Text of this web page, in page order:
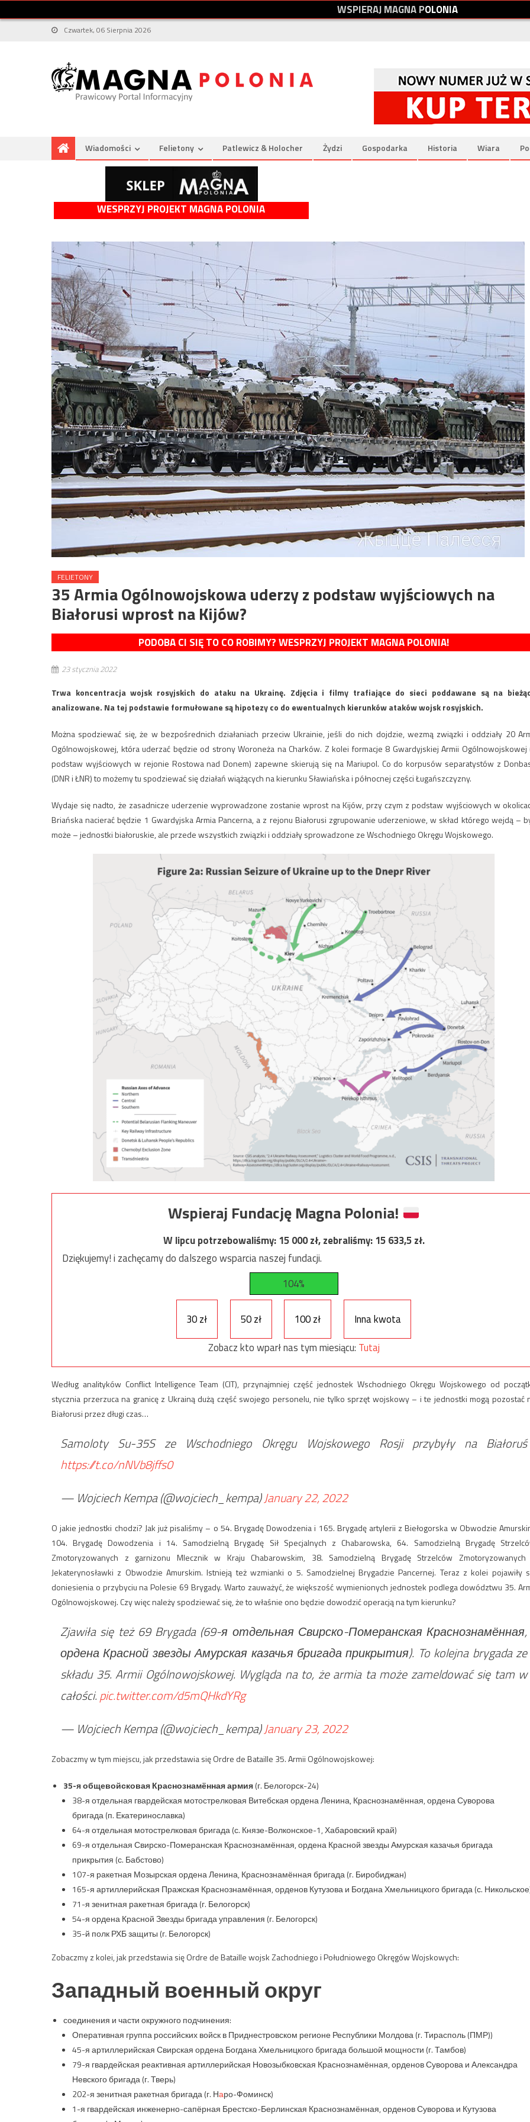
WSPIERAJMAGNAPOLONIA
Czwartek, 06 Sierpnia 2026
Wiadomości Felietony Patlewicz & Holocher Żydzi Gospodarka Historia Wiara
WESPRZYJ PROJEKT MAGNA POLONIA
FELIETONY
35 Armia Ogólnowojskowa uderzy z podstaw wyjściowych na
Białorusi wprost na Kijów?
PODOBA CI SIĘ TO CO ROBIMY? WESPRZYJ PROJEKT MAGNA POLONIA!
23 stycznia 2022
Trwa koncentracja wojsk rosyjskich do ataku na Ukrainę. Zdjęcia i filmy trafiające do sieci poddawane są na
analizowane. Na tej podstawie formułowane są hipotezy co do ewentualnych kierunków ataków wojsk rosyjskich.
Można spodziewać się, że w bezpośrednich działaniach przeciw Ukrainie, jeśli do nich dojdzie, wezmą związki i oddziały 20
Ogólnowojskowej, która uderzać będzie od strony Woroneża na Charków. Z kolei formacje 8 Gwardyjskiej Armii Ogólnowojskowej
podstaw wyjściowych w rejonie Rostowa nad Donem) zapewne skierują się na Mariupol. Co do korpusów separatystów z
(DNR i ŁNR) to możemy tu spodziewać się działań wiążących na kierunku Sławiańska i północnej części Ługańszczyzny.
Wydaje się nadto, że zasadnicze uderzenie wyprowadzone zostanie wprost na Kijów, przy czym z podstaw wyjściowych w
Briańska nacierać będzie 1 Gwardyjska Armia Pancerna, a z rejonu Białorusi zgrupowanie uderzeniowe, w skład którego wejdą –
może – jednostki białoruskie, ale przede wszystkich związki i oddziały sprowadzone ze Wschodniego Okręgu Wojskowego.
Wspieraj Fundację Magna Polonia!
W lipcu potrzebowaliśmy:15 000zł, zebraliśmy:15 633,5zł.
Dziękujemy! i zachęcamy do dalszego wsparcia naszej fundacji.
104%
30 zł 50 zł 100 zł
Inna kwota
Zobacz kto wparł nas tym miesiącu: Tutaj
Według analityków Conflict Intelligence Team (CIT), przynajmniej część jednostek Wschodniego Okręgu Wojskowego od
stycznia przerzuca na granicę z Ukrainą dużą część swojego personelu, nie tylko sprzęt wojskowy – i te jednostki mogą pozostać
Białorusi przez długi czas…
Samoloty Su-35S ze Wschodniego Okręgu Wojskowego Rosji przybyły na Białoruś
https://t.co/nNVb8jffs0
— Wojciech Kempa (@wojciech_kempa)January 22, 2022
O jakie jednostki chodzi? Jak już pisaliśmy – o 54. Brygadę Dowodzenia i 165. Brygadę artylerii z Biełogorska w Obwodzie
104. Brygadę Dowodzenia i 14. Samodzielną Brygadę Sił Specjalnych z Chabarowska, 64. Samodzielną Brygadę
Zmotoryzowanych z garnizonu Mlecznik w Kraju Chabarowskim, 38. Samodzielną Brygadę Strzelców
Jekaterynosławki z Obwodzie Amurskim. Istnieją też wzmianki o 5. Samodzielnej Brygadzie Pancernej. Teraz z kolei pojawiły
doniesienia o przybyciu na Polesie 69 Brygady. Warto zauważyć, że większość wymienionych jednostek podlega dowództwu 35.
Ogólnowojskowej. Czy więc należy spodziewać się, że to właśnie ono będzie dowodzić operacją na tym kierunku?
Zjawiła się też 69 Brygada (69-я отдельная Свирско-Померанская Краснознамённая,
ордена Красной звезды Амурская казачья бригада прикрытия). To kolejna brygada ze
składu 35. Armii Ogólnowojskowej. Wygląda na to, że armia ta może zameldować się tam w
całości.pic.twitter.com/d5mQHkdYRg
— Wojciech Kempa (@wojciech_kempa)January 23, 2022
Zobaczmy w tym miejscu, jak przedstawia się Ordre de Bataille 35. Armii Ogólnowojskowej:
35-я общевойсковая Краснознамённая армия(г. Белогорск-24)
38-я отдельная гвардейская мотострелковая Витебская ордена Ленина, Краснознамённая, ордена Суворова
бригада (п. Екатеринославка)
64-я отдельная мотострелковая бригада (с. Князе-Волконское-1, Хабаровский край)
69-я отдельная Свирско-Померанская Краснознамённая, ордена Красной звезды Амурская казачья бригада
прикрытия (с. Бабстово)
107-я ракетная Мозырская ордена Ленина, Краснознамённая бригада (г. Биробиджан)
165-я артиллерийская Пражская Краснознамённая, орденов Кутузова и Богдана Хмельницкого бригада (с.
71-я зенитная ракетная бригада (г. Белогорск)
54-я ордена Красной Звезды бригада управления (г. Белогорск)
35-й полк РХБ защиты (г. Белогорск)
Zobaczmy z kolei, jak przedstawia się Ordre de Bataille wojsk Zachodniego i Południowego Okręgów Wojskowych:
Западный военный округ
соединения и части окружного подчинения:
Оперативная группа российских войск в Приднестровском регионе Республики Молдова (г. Тирасполь (ПМР))
45-я артиллерийская Свирская ордена Богдана Хмельницкого бригада большой мощности (г. Тамбов)
79-я гвардейская реактивная артиллерийская Новозыбковская Краснознамённая, орденов Суворова и Александра
Невского бригада (г. Тверь)
202-я зенитная ракетная бригада (г. Наро-Фоминск)
1-я гвардейская инженерно-сапёрная Брестско-Берлинская Краснознамённая, орденов Суворова и Кутузова